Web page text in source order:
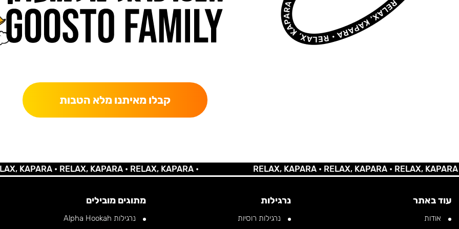
קבלו מאיתנו מלא הטבות
•RELAX, KAPARA •RELAX, KAPARA • RELAX, KAPARA •RELAX, KAPARA •RELAX, KAPARA •
עוד באתר
אודות
נרגילות
נרגילות רוסיות
מתוגים מובילים
נרגילות Alpha Hookah